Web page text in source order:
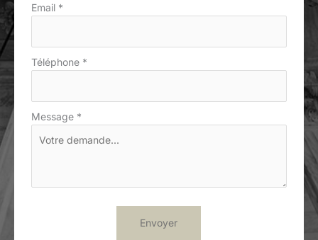
Email *
Téléphone *
Message *
Envoyer